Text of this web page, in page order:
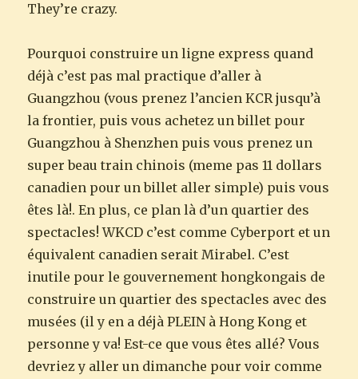
They’re crazy.
Pourquoi construire un ligne express quand
déjà c’est pas mal practique d’aller à
Guangzhou (vous prenez l’ancien KCR jusqu’à
la frontier, puis vous achetez un billet pour
Guangzhou à Shenzhen puis vous prenez un
super beau train chinois (meme pas 11 dollars
canadien pour un billet aller simple) puis vous
êtes là!. En plus, ce plan là d’un quartier des
spectacles! WKCD c’est comme Cyberport et un
équivalent canadien serait Mirabel. C’est
inutile pour le gouvernement hongkongais de
construire un quartier des spectacles avec des
musées (il y en a déjà PLEIN à Hong Kong et
personne y va! Est-ce que vous êtes allé? Vous
devriez y aller un dimanche pour voir comme